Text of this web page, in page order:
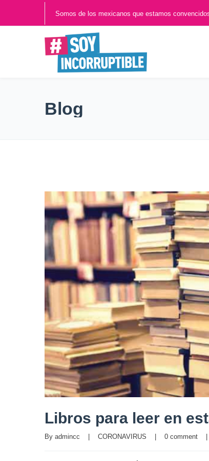
Somos de los mexicanos que estamos
Blog
Libros para leer en
By admincc CORONAVIRUS 0 comment